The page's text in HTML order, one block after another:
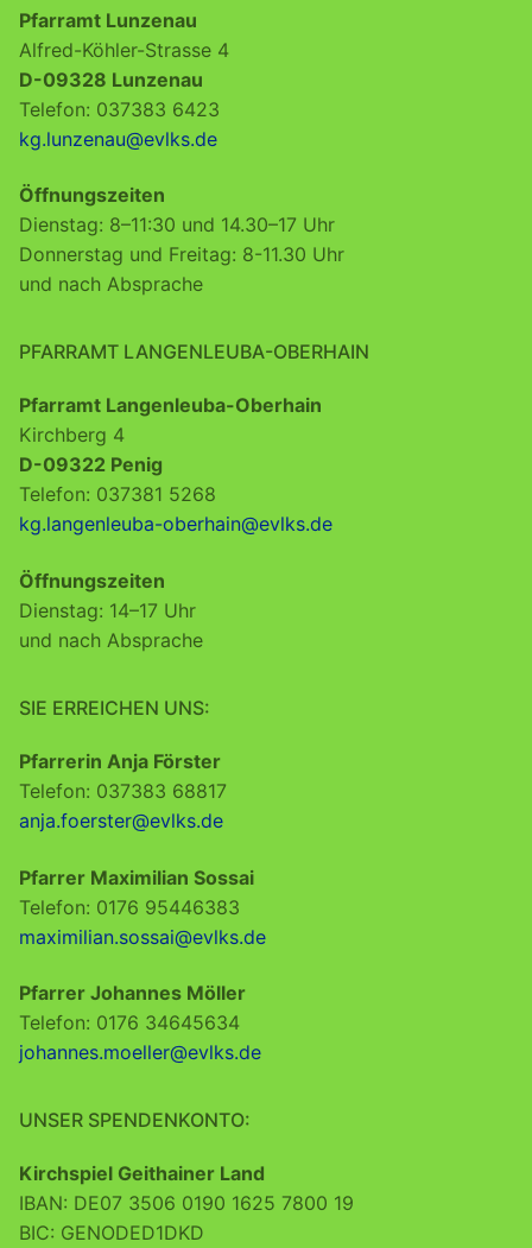
Pfarramt Lunzenau
Alfred-Köhler-Strasse 4
D-09328 Lunzenau
Telefon: 037383 6423
kg.lunzenau@evlks.de
Öffnungszeiten
Dienstag: 8–11:30 und 14.30–17 Uhr
Donnerstag und Freitag: 8-11.30 Uhr
und nach Absprache
PFARRAMT LANGENLEUBA-OBERHAIN
Pfarramt Langenleuba-Oberhain
Kirchberg 4
D-09322 Penig
Telefon: 037381 5268
kg.langenleuba-oberhain@evlks.de
Öffnungszeiten
Dienstag: 14–17 Uhr
und nach Absprache
SIE ERREICHEN UNS:
Pfarrerin Anja Förster
Telefon: 037383 68817
anja.foerster@evlks.de
Pfarrer Maximilian Sossai
Telefon: 0176 95446383
maximilian.sossai@evlks.de
Pfarrer Johannes Möller
Telefon: 0176 34645634
johannes.moeller@evlks.de
UNSER SPENDENKONTO:
Kirchspiel Geithainer Land
IBAN: DE07 3506 0190 1625 7800 19
BIC: GENODED1DKD